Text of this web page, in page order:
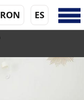
ES
RON